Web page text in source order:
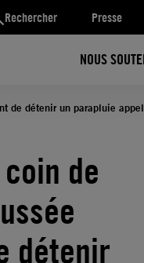
Rechercher Presse
NOUS
de détenir un parapluie
de
détenir